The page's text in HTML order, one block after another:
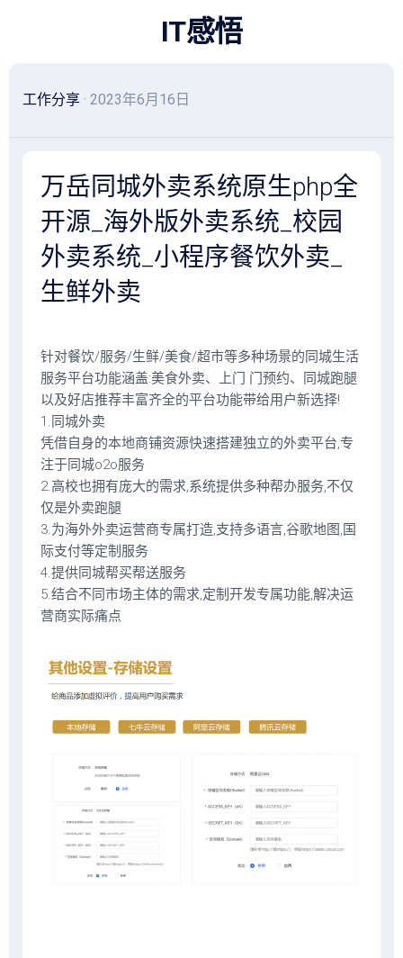
IT感悟
工作分享 · 2023年6月16日
万岳同城外卖系统原生php全
开源_海外版外卖系统_校园
外卖系统_小程序餐饮外卖_
生鲜外卖
针对餐饮/服务/生鲜/美食/超市等多种场景的同城生活
服务平台功能涵盖:美食外卖、上门 门预约、同城跑腿
以及好店推荐丰富齐全的平台功能带给用户新选择!
1.同城外卖
凭借自身的本地商铺资源快速搭建独立的外卖平台,专
注于同城o2o服务
2.高校也拥有庞大的需求,系统提供多种帮办服务,不仅
仅是外卖跑腿
3.为海外外卖运营商专属打造,支持多语言,谷歌地图,国
际支付等定制服务
4.提供同城帮买帮送服务
5.结合不同市场主体的需求,定制开发专属功能,解决运
营商实际痛点